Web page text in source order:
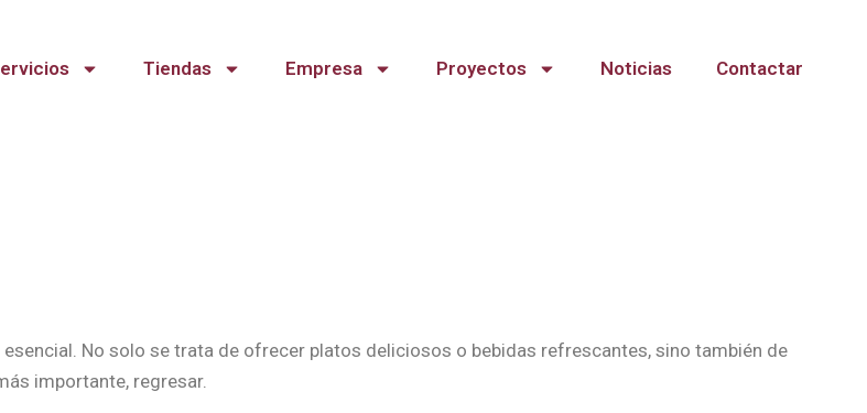
Tiendas Empresa Proyectos Noticias Contactar
No solo se trata de ofrecer platos deliciosos o bebidas refrescantes, sino también de
importante, regresar.